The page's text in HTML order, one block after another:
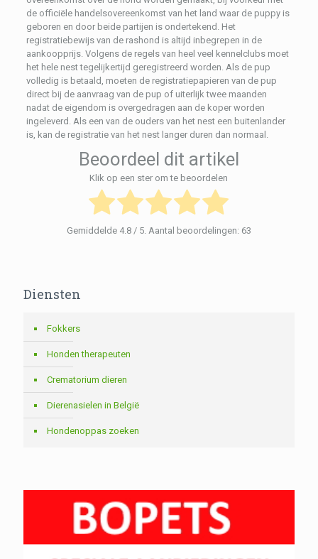
de officiële handelsovereenkomst van het land waar de puppy is
geboren en door beide partijen is ondertekend. Het
registratiebewijs van de rashond is altijd inbegrepen in de
aankoopprijs. Volgens de regels van heel veel kennelclubs moet
het hele nest tegelijkertijd geregistreerd worden. Als de pup
volledig is betaald, moeten de registratiepapieren van de pup
direct bij de aanvraag van de pup of uiterlijk twee maanden
nadat de eigendom is overgedragen aan de koper worden
ingeleverd. Als een van de ouders van het nest een buitenlander
is, kan de registratie van het nest langer duren dan normaal.
Beoordeel dit artikel
Klik op een ster om te beoordelen
Gemiddelde 4.8/ 5. Aantal beoordelingen: 63
Diensten
Fokkers
Honden therapeuten
Crematorium dieren
Dierenasielen in België
Hondenoppas zoeken